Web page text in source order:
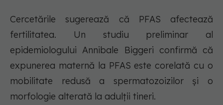
Cercetările sugerează că PFAS afectează
fertilitatea. Un studiu preliminar al
epidemiologului Annibale Biggeri confirmă că
expunerea maternă la PFAS este corelată cu o
mobilitate redusă a spermatozoizilor și o
morfologie alterată la adulții tineri.